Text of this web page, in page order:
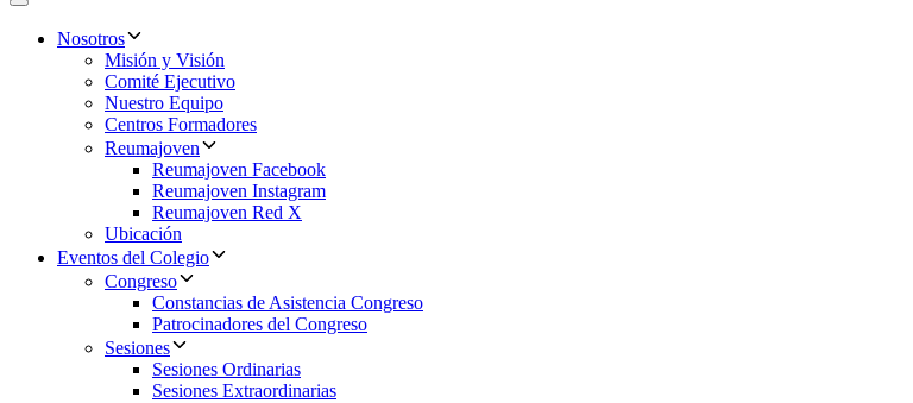
Toggle navigation
Nosotros
Misión y Visión
Comité Ejecutivo
Nuestro Equipo
Centros Formadores
Reumajoven
Reumajoven Facebook
Reumajoven Instagram
Reumajoven Red X
Ubicación
Eventos del Colegio
Congreso
Constancias de Asistencia Congreso
Patrocinadores del Congreso
Sesiones
Sesiones Ordinarias
Sesiones Extraordinarias